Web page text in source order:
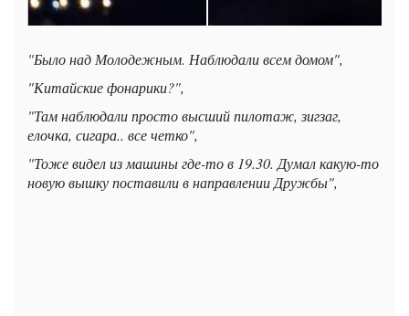
"Было над Молодежным. Наблюдали всем домом",
"Китайские фонарики?",
"Там наблюдали просто высший пилотаж, зигзаг,
елочка, сигара.. все четко",
"Тоже видел из машины где-то в 19.30. Думал какую-то
новую вышку поставили в направлении Дружбы",